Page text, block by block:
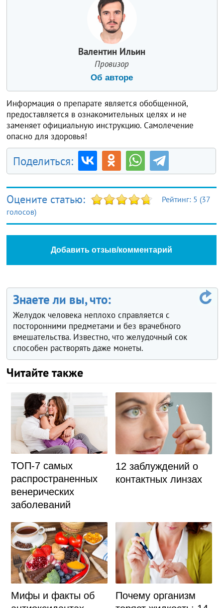
Валентин Ильин
Провизор
Об авторе
Информация о препарате является обобщенной,
предоставляется в ознакомительных целях и не
заменяет официальную инструкцию. Самолечение
опасно для здоровья!
Поделиться:
Оцените статью: Рейтинг: 5 (37
голосов)
Добавить отзыв/комментарий
Знаете ли вы, что:
Желудок человека неплохо справляется с
посторонними предметами и без врачебного
вмешательства. Известно, что желудочный сок
способен растворять даже монеты.
Читайте также
ТОП-7 самых
распространенных
венерических
заболеваний
12 заблуждений о
контактных линзах
Мифы и факты об
Почему организм